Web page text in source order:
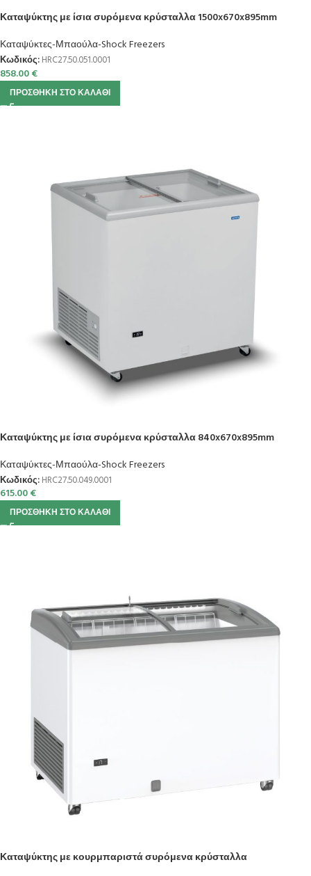
Καταψύκτης με ίσια συρόμενα κρύσταλλα 1500x670x895mm
Καταψύκτες-Μπαούλα-Shock Freezers
Κωδικός: HRC27.50.051.0001
858.00€
ΠΡΟΣΘΉΚΗ ΣΤΟ ΚΑΛΆΘΙ
Καταψύκτης με ίσια συρόμενα κρύσταλλα 840x670x895mm
Καταψύκτες-Μπαούλα-Shock Freezers
Κωδικός: HRC27.50.049.0001
615.00€
ΠΡΟΣΘΉΚΗ ΣΤΟ ΚΑΛΆΘΙ
Καταψύκτης με κουρμπαριστά συρόμενα κρύσταλλα